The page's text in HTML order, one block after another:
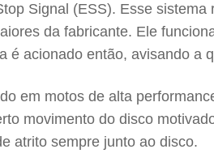
Signal (ESS). Esse
da fabricante. Ele
acionado então, avisando a
em motos de alta
movimento do disco
atrito sempre junto ao disco.